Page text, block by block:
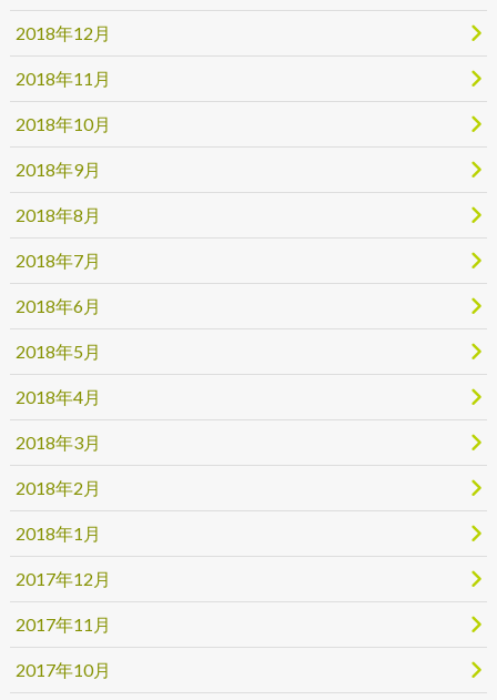
2018年12月
2018年11月
2018年10月
2018年9月
2018年8月
2018年7月
2018年6月
2018年5月
2018年4月
2018年3月
2018年2月
2018年1月
2017年12月
2017年11月
2017年10月